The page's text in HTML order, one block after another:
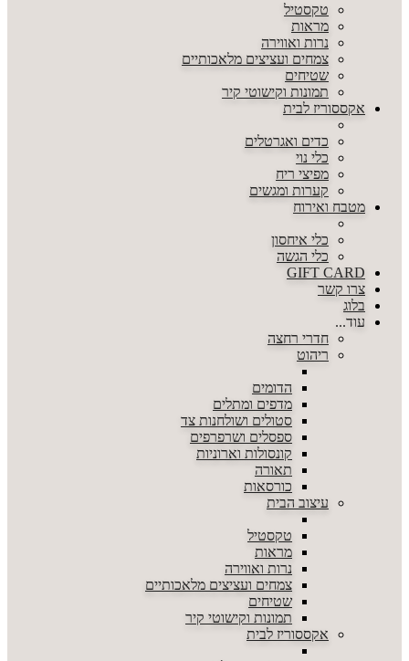
טקסטיל
מראות
נרות ואווירה
צמחים ועציצים מלאכותיים
שטיחים
תמונות וקישוטי קיר
אקססוריז לבית
כדים ואגרטלים
כלי נוי
מפיצי ריח
קערות ומגשים
מטבח ואירוח
כלי איחסון
כלי הגשה
GIFT CARD
צרו קשר
בלוג
עוד...
חדרי רחצה
ריהוט
הדומים
מדפים ומתלים
סטולים ושולחנות צד
ספסלים ושרפרפים
קונסולות וארוניות
תאורה
כורסאות
עיצוב הבית
טקסטיל
מראות
נרות ואווירה
צמחים ועציצים מלאכותיים
שטיחים
תמונות וקישוטי קיר
אקססוריז לבית